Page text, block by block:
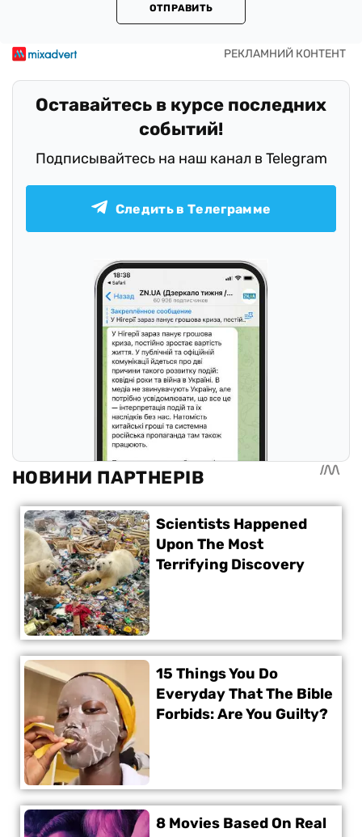
ОТПРАВИТЬ
Оставайтесь в курсе последних
событий!
Подписывайтесь на наш канал в Telegram
Следить в Телеграмме